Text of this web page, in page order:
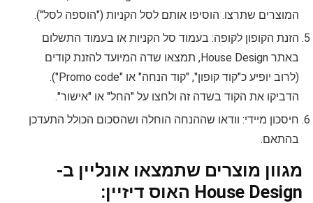
המוצרים שתרצו. הוסיפו אותם לסל הקניות ("הוספה לסל").
הזנת הקופון לקופה: בעמוד סל הקניות או בעמוד התשלום
באתר House Design, תמצאו שדה המיועד להזנת קודים
(לרוב יופיע כ"קוד קופון", "קוד הנחה" או "Promo code").
הדביקו את הקוד בשדה זה ולחצו על "החל" או "אישור".
חיסכון מיידי: וודאו שההנחה הוחלה ושהסכום הכולל התעדכן
בהתאם.
מגוון מוצרים שתמצאו אונליין ב-
House Design האוס דיזיין: